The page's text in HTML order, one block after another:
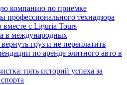
компанию по приемке
профессионального технадзора
с Liguria Tours
в международных
груз и не переплатить
по аренде элитного авто в
пять историй успеха за